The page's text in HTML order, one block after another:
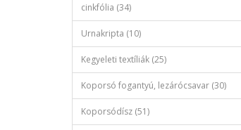
cinkfólia (34)
Urnakripta (10)
Kegyeleti textíliák (25)
Koporsó fogantyú, lezárócsavar (30)
Koporsódísz (51)